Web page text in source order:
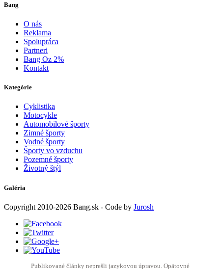
Bang
O nás
Reklama
Spolupráca
Partneri
Bang Oz 2%
Kontakt
Kategórie
Cyklistika
Motocykle
Automobilové športy
Zimné športy
Vodné športy
Športy vo vzduchu
Pozemné športy
Životný štýl
Galéria
Copyright 2010-2026 Bang.sk - Code by Jurosh
Publikované články neprešli jazykovou úpravou. Opätovné